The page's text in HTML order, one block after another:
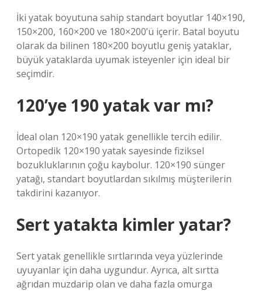
İki yatak boyutuna sahip standart boyutlar 140×190,
150×200, 160×200 ve 180×200’ü içerir. Batal boyutu
olarak da bilinen 180×200 boyutlu geniş yataklar,
büyük yataklarda uyumak isteyenler için ideal bir
seçimdir.
120’ye 190 yatak var mı?
İdeal olan 120×190 yatak genellikle tercih edilir.
Ortopedik 120×190 yatak sayesinde fiziksel
bozukluklarının çoğu kaybolur. 120×190 sünger
yatağı, standart boyutlardan sıkılmış müşterilerin
takdirini kazanıyor.
Sert yatakta kimler yatar?
Sert yatak genellikle sırtlarında veya yüzlerinde
uyuyanlar için daha uygundur. Ayrıca, alt sırtta
ağrıdan muzdarip olan ve daha fazla omurga